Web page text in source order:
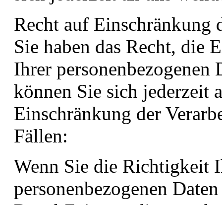
Recht auf Einschränkung
Sie haben das Recht, die
Ihrer
können Sie sich jederzeit
Einschränkung der
Fällen:
Wenn Sie die Richtigkeit
personenbezogenen